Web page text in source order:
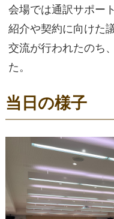
会場では通訳サポー
紹介や契約に向けた
交流が行われたのち
た。
当日の様子